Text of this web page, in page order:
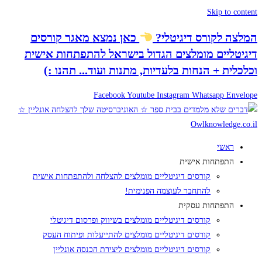
Skip to content
המלצה לקורס דיגיטלי? כאן נמצא מאגר קורסים
דיגיטליים מומלצים הגדול בישראל להתפתחות אישית
וכלכלית + הנחות בלעדיות, מתנות ועוד... תהנו :)
Facebook Youtube Instagram Whatsapp Envelope
ראשי
התפתחות אישית
קורסים דיגיטליים מומלצים להצלחה ולהתפתחות אישית
להתחבר לעוצמה הפנימית!
התפתחות עסקית
קורסים דיגיטליים מומלצים בשיווק ופרסום דיגיטלי
קורסים דיגיטליים מומלצים להתייעלות ופיתוח העסק
קורסים דיגיטליים מומלצים ליצירת הכנסה אונליין